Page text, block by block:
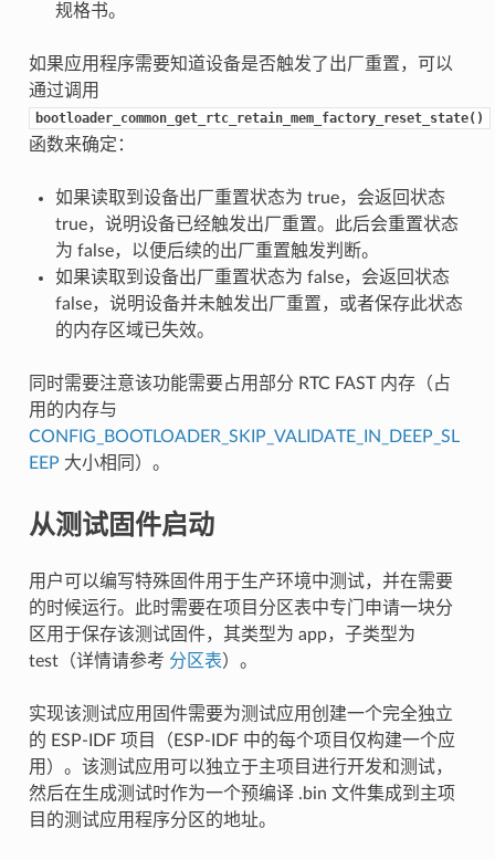
规格书。
如果应用程序需要知道设备是否触发了出厂重置，可以
通过调用
bootloader_common_get_rtc_retain_mem_factory_reset_state()
函数来确定：
如果读取到设备出厂重置状态为 true，会返回状态
true，说明设备已经触发出厂重置。此后会重置状态
为 false，以便后续的出厂重置触发判断。
如果读取到设备出厂重置状态为 false，会返回状态
false，说明设备并未触发出厂重置，或者保存此状态
的内存区域已失效。
同时需要注意该功能需要占用部分 RTC FAST 内存（占
用的内存与
CONFIG_BOOTLOADER_SKIP_VALIDATE_IN_DEEP_SL
EEP 大小相同）。
从测试固件启动
用户可以编写特殊固件用于生产环境中测试，并在需要
的时候运行。此时需要在项目分区表中专门申请一块分
区用于保存该测试固件，其类型为 app，子类型为
test（详情请参考 分区表）。
实现该测试应用固件需要为测试应用创建一个完全独立
的 ESP-IDF 项目（ESP-IDF 中的每个项目仅构建一个应
用）。该测试应用可以独立于主项目进行开发和测试，
然后在生成测试时作为一个预编译 .bin 文件集成到主项
目的测试应用程序分区的地址。